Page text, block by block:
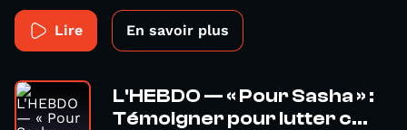
Lire En savoir plus
L'HEBDO — « Pour Sasha » :
Témoigner pour lutter c...